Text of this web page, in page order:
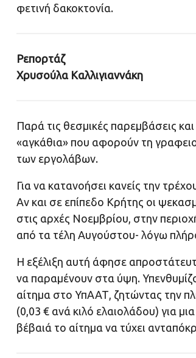
φετινή δακοκτονία.
Ρεπορτάζ
Χρυσούλα Καλλιγιαννάκη
Παρά τις θεσμικές παρεμβάσεις
«αγκάθια» που αφορούν τη
των εργολάβων.
Για να κατανοήσει κανείς την
Αν και σε επίπεδο Κρήτης οι
στις αρχές Νοεμβρίου, στην
από τα τέλη Αυγούστου- λόγω
Η εξέλιξη αυτή άφησε
να παραμένουν στα ύψη.
αίτημα στο ΥπΑΑΤ, ζητώντας την
(0,03 € ανά κιλό ελαιολάδου) για
βέβαιά το αίτημα να τύχει